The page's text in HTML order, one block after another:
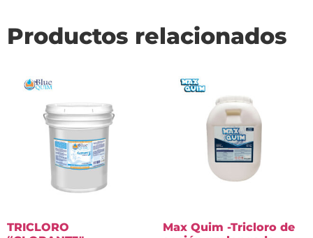
Productos relacionados
TRICLORO
Max Quim -Tricloro de